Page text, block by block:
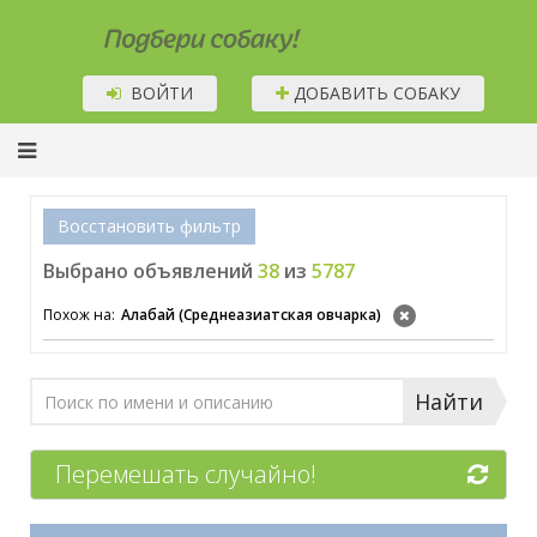
Подбери собаку!
ВОЙТИ ДОБАВИТЬ СОБАКУ
Восстановить фильтр
Выбрано объявлений 38 из 5787
Похож на: Алабай (Среднеазиатская овчарка)
Найти
Перемешать случайно!